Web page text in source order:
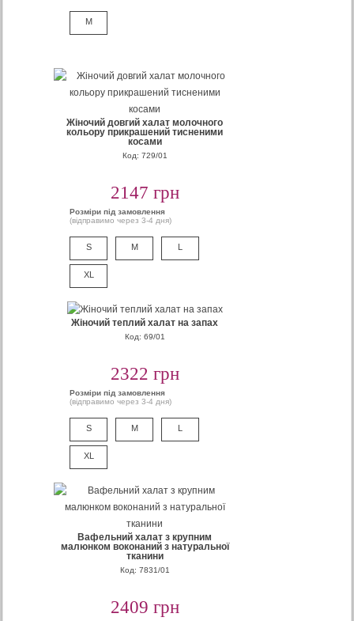
M
Жіночий довгий халат молочного
кольору прикрашений тисненими
косами
Код: 729/01
2147 грн
Розміри під замовлення
(відправимо через 3-4 дня)
S M L
XL
Жіночий теплий халат на запах
Код: 69/01
2322 грн
Розміри під замовлення
(відправимо через 3-4 дня)
S M L
XL
Вафельний халат з крупним
малюнком воконаний з натуральної
тканини
Код: 7831/01
2409 грн